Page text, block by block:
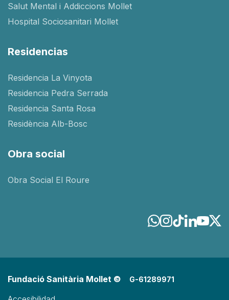
Salut Mental i Addiccions Mollet
Hospital Sociosanitari Mollet
Residencias
Residencia La Vinyota
Residencia Pedra Serrada
Residencia Santa Rosa
Residència Alb-Bosc
Obra social
Obra Social El Roure
Fundació Sanitària Mollet © G-61289971